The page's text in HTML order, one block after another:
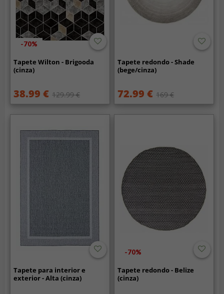
-70%
Tapete Wilton - Brigooda
(cinza)
38.99 € 129.99 €
Tapete redondo - Shade
(bege/cinza)
72.99 € 169 €
Tapete para interior e
exterior - Alta (cinza)
-70%
Tapete redondo - Belize
(cinza)